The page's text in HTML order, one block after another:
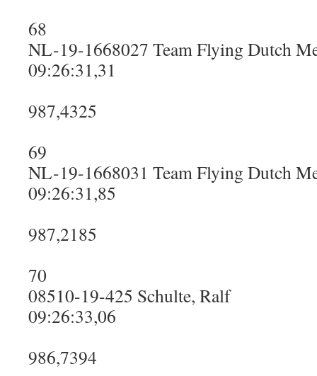
68
NL-19-1668027 Team Flying Dutch
09:26:31,31
987,4325
69
NL-19-1668031 Team Flying Dutch
09:26:31,85
987,2185
70
08510-19-425 Schulte, Ralf
09:26:33,06
986,7394